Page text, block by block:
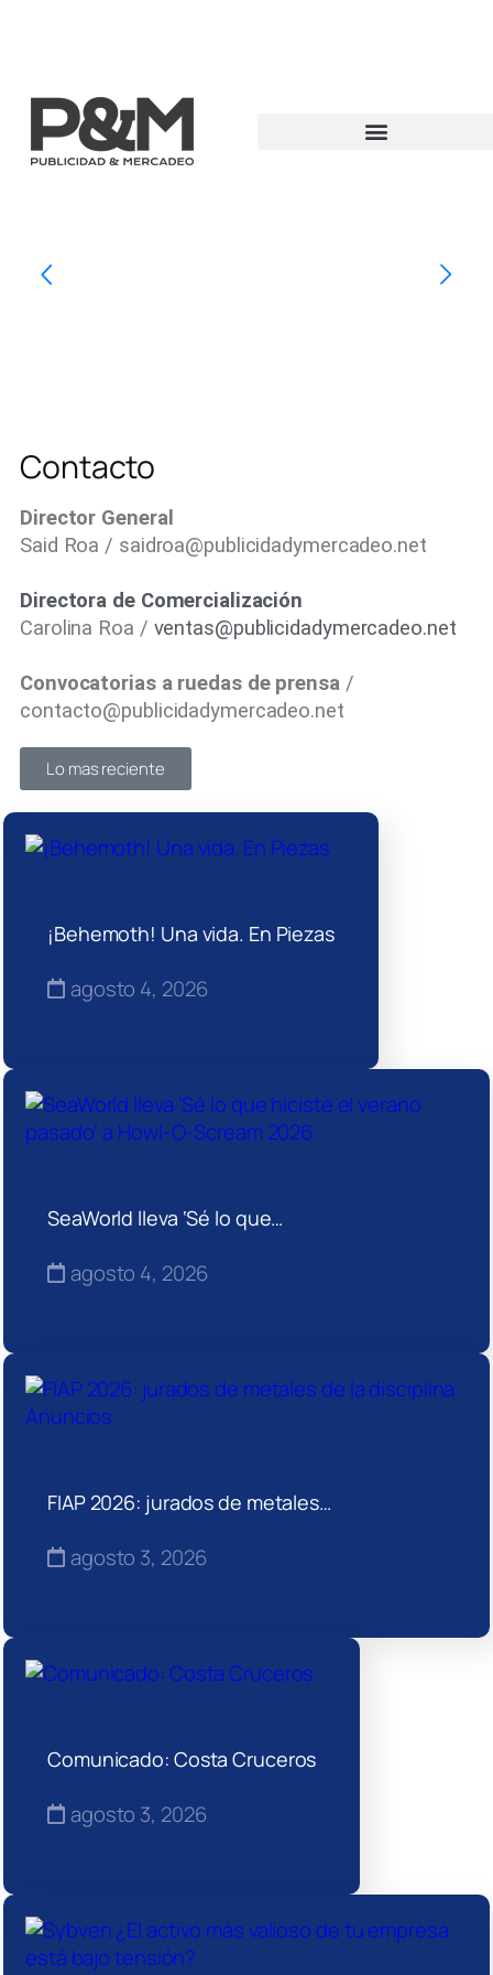
Contacto
Director General
Said Roa / saidroa@publicidadymercadeo.net
Directora de Comercialización
Carolina Roa / ventas@publicidadymercadeo.net
Convocatorias a ruedas de prensa/
contacto@publicidadymercadeo.net
Lo mas reciente
¡Behemoth! Una vida. En Piezas
agosto 4, 2026
SeaWorld lleva ‘Sé lo que…
agosto 4, 2026
FIAP 2026: jurados de metales…
agosto 3, 2026
Comunicado: Costa Cruceros
agosto 3, 2026